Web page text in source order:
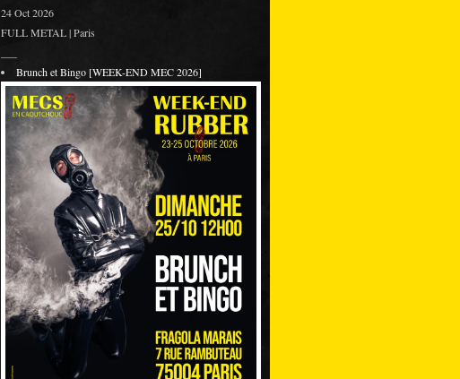
24 Oct 2026
FULL METAL | Paris
Brunch et Bingo [WEEK-END MEC 2026]